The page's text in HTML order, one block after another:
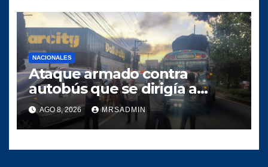
NACIONALES
Ataque armado contra
autobús que se dirigía a
Quiché deja dos heridos
AGO 8, 2026 MRSADMIN